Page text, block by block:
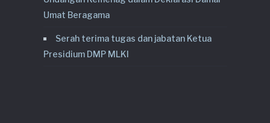
Umat Beragama
Serah terima tugas dan jabatan Ketua
Presidium DMP MLKI